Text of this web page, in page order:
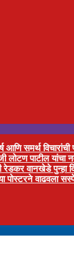
समर्थ
लोटण पाटील यांचा
रेडकर वानखेडे पुन्हा
पोस्टरने वाढवला